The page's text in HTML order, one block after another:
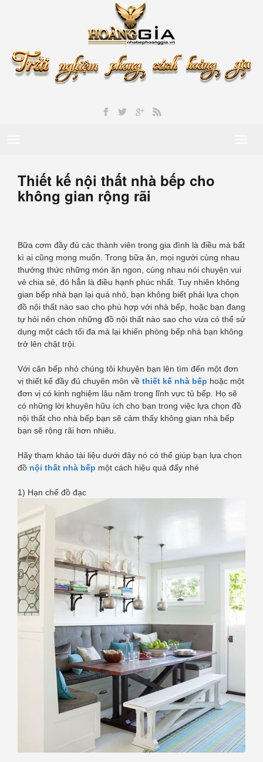
Thiết kế nội thất nhà bếp cho
không gian rộng rãi
Bữa cơm đầy đủ các thành viên trong gia đình là điều mà bất
kì ai cũng mong muốn. Trong bữa ăn, mọi người cùng nhau
thưởng thức những món ăn ngon, cùng nhau nói chuyện vui
vẻ chia sẻ, đó hẳn là điều hạnh phúc nhất. Tuy nhiên không
gian bếp nhà bạn lại quá nhỏ, bạn không biết phải lựa chọn
đồ nội thất nào sao cho phù hợp với nhà bếp, hoặc bạn đang
tự hỏi nên chon những đồ nội thất nào sao cho vừa có thể sử
dụng một cách tối đa mà lại khiến phòng bếp nhà bạn không
trở lên chật trội.
Với căn bếp nhỏ chúng tôi khuyên bạn lên tìm đến một đơn
vị thiết kế đầy đủ chuyên môn về thiết kế nhà bếp hoặc một
đơn vị có kinh nghiệm lâu năm trong lĩnh vực tủ bếp. Họ sẽ
có những lời khuyên hữu ích cho bạn trong việc lựa chọn đồ
nội thất cho nhà bếp bạn sẽ cảm thấy không gian nhà bếp
bạn sẽ rộng rãi hơn nhiêu.
Hãy tham khảo tài liệu dưới đây nó có thể giúp bạn lựa chọn
đồ nội thất nhà bếp một cách hiệu quả đấy nhé
1) Hạn chế đồ đạc